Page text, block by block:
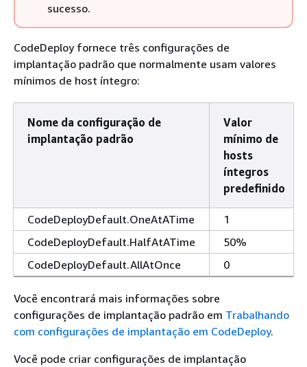
sucesso.
CodeDeploy fornece três configurações de
implantação padrão que normalmente usam valores
mínimos de host íntegro:
Nome da configuração de
implantação padrão
Valor
mínimo de
hosts
íntegros
predefinido
CodeDeployDefault.OneAtATime
1
CodeDeployDefault.HalfAtATime
50%
CodeDeployDefault.AllAtOnce
0
Você encontrará mais informações sobre
configurações de implantação padrão em Trabalhando
com configurações de implantação em CodeDeploy.
Você pode criar configurações de implantação